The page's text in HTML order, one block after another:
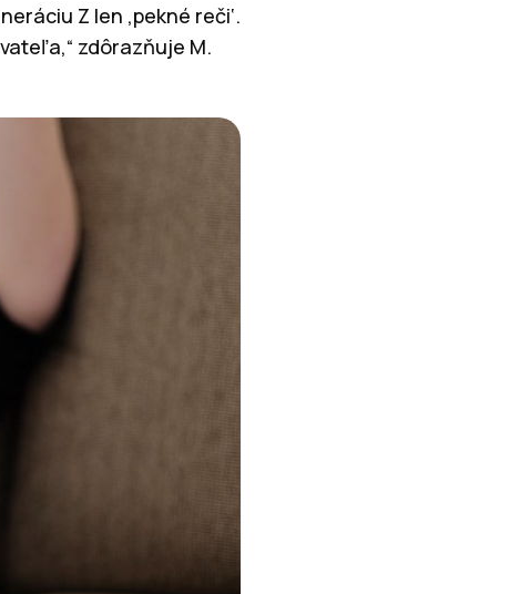
Z len ‚pekné reči‘.
zdôrazňuje M.